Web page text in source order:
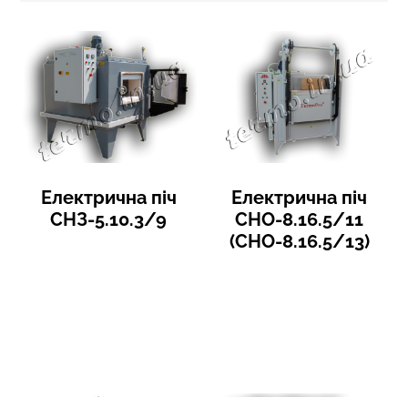
Електрична піч
СНЗ-5.10.3/9
Електрична піч
СНО-8.16.5/11
(СНО-8.16.5/13)